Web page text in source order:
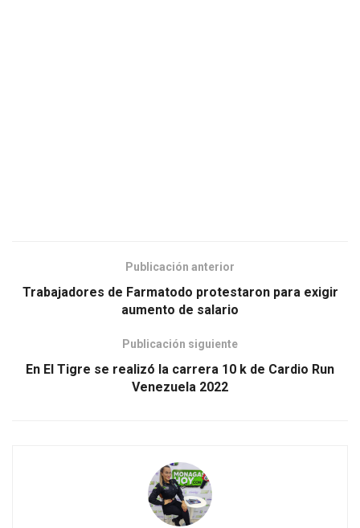
Publicación anterior
Trabajadores de Farmatodo protestaron para exigir
aumento de salario
Publicación siguiente
En El Tigre se realizó la carrera 10 k de Cardio Run
Venezuela 2022